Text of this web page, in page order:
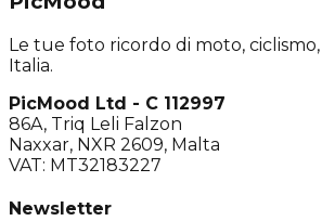
Le tue foto ricordo di moto,
Italia.
PicMood Ltd - C 112997
86A, Triq Leli Falzon
Naxxar, NXR 2609, Malta
VAT: MT32183227
Newsletter